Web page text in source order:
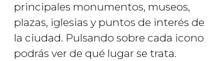
principales monumentos, museos,
plazas, iglesias y puntos de interés de
la ciudad. Pulsando sobre cada icono
podrás ver de qué lugar se trata.